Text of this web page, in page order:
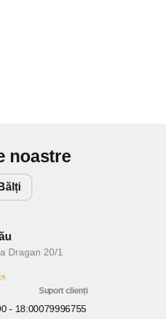
noastre
Bălți
Dragan 20/1
- 18:00
Suport clienți
079996755